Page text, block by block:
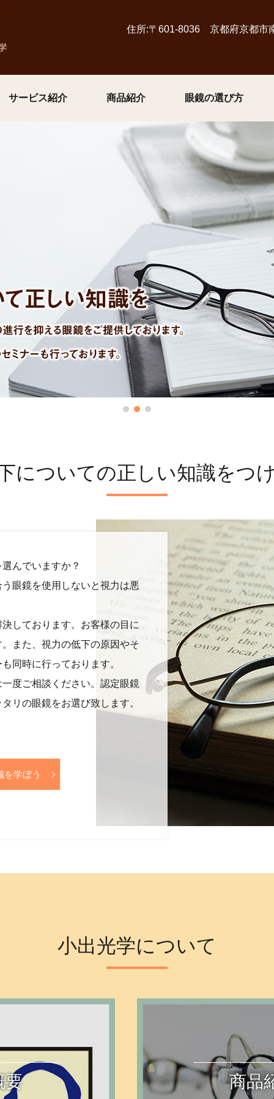
住所:〒601-8036 京都府京都
サービス紹介 商品紹介 眼鏡の選び方
についての正しい知識をつ
んでいますか？
眼鏡を使用しないと視力は悪
しております。お客様の目に
また、視力の低下の原因やそ
同時に行っております。
度ご相談ください。認定眼鏡
リの眼鏡をお選び致します。
を学ぼう
小出光学について
要 商品